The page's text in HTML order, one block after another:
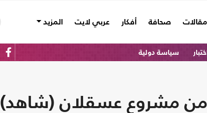
مقالات صحافة أفكار عربي لايت المزيد
اختبار سياسة دولية
مشروع عسقلان (شاهد)